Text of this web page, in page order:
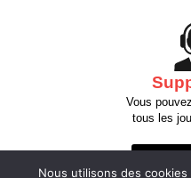
Vous
tous les
Nous utilisons des